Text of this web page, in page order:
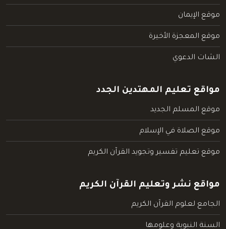
موقع الإيمان
موقع المعجزة الأخيرة
الشات الدعوي
مواقع تعليم المهتدين الجدد
موقع المسلم الجديد
موقع الصلاة في الإسلام
موقع تعليم تفسير وتجويد القرآن الكريم
مواقع نشر وتعليم القرآن الكريم
الجامع لعلوم القرآن الكريم
السنة النبوية وعلومها